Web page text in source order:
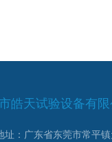
皓天试验设备有限
址：广东省东莞市常平